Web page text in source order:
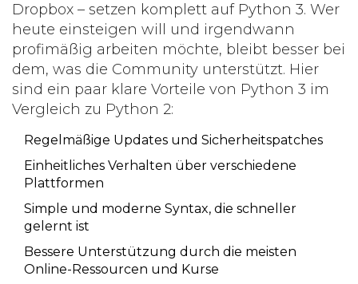
Dropbox – setzen komplett auf Python 3. Wer
heute einsteigen will und irgendwann
profimäßig arbeiten möchte, bleibt besser bei
dem, was die Community unterstützt. Hier
sind ein paar klare Vorteile von Python 3 im
Vergleich zu Python 2:
Regelmäßige Updates und Sicherheitspatches
Einheitliches Verhalten über verschiedene
Plattformen
Simple und moderne Syntax, die schneller
gelernt ist
Bessere Unterstützung durch die meisten
Online-Ressourcen und Kurse